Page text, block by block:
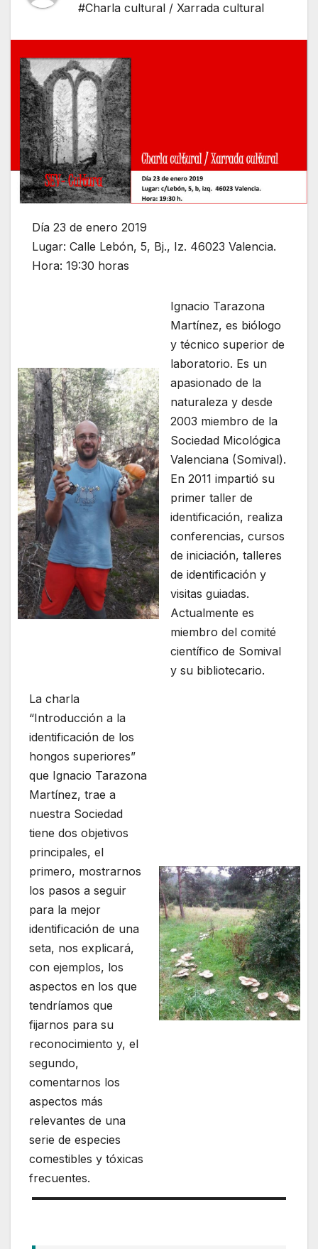
#Charla cultural / Xarrada cultural
Día 23 de enero 2019
Lugar: Calle Lebón, 5, Bj., Iz. 46023 Valencia.
Hora: 19:30 horas
Ignacio Tarazona
Martínez, es biólogo
y técnico superior de
laboratorio. Es un
apasionado de la
naturaleza y desde
2003 miembro de la
Sociedad Micológica
Valenciana (Somival).
En 2011 impartió su
primer taller de
identificación, realiza
conferencias, cursos
de iniciación, talleres
de identificación y
visitas guiadas.
Actualmente es
miembro del comité
científico de Somival
y su bibliotecario.
La charla
“Introducción a la
identificación de los
hongos superiores”
que Ignacio Tarazona
Martínez, trae a
nuestra Sociedad
tiene dos objetivos
principales, el
primero, mostrarnos
los pasos a seguir
para la mejor
identificación de una
seta, nos explicará,
con ejemplos, los
aspectos en los que
tendríamos que
fijarnos para su
reconocimiento y, el
segundo,
comentarnos los
aspectos más
relevantes de una
serie de especies
comestibles y tóxicas
frecuentes.